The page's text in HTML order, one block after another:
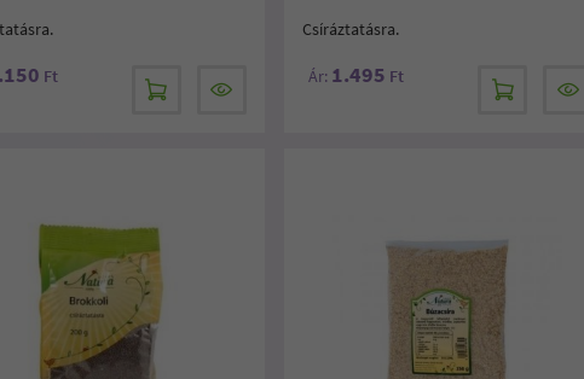
Ft
Csíráztatásra.
Ár: 1.495 Ft